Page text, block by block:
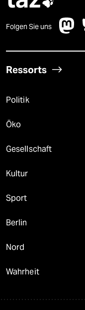
Folgen Sie uns
Ressorts
Politik
Öko
Gesellschaft
Kultur
Sport
Berlin
Nord
Wahrheit